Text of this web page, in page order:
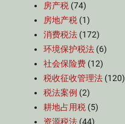
房产税 (74)
房地产税 (1)
消费税法 (172)
环境保护税法 (6)
社会保险费 (12)
税收征收管理法 (120)
税法案例 (2)
耕地占用税 (5)
资源税法 (44)